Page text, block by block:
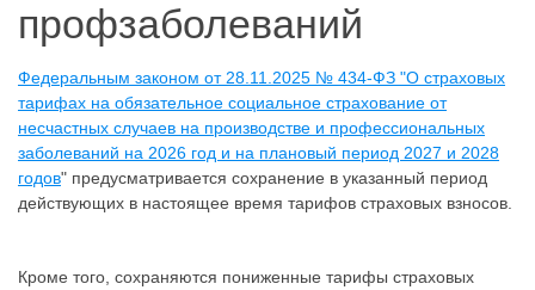
профзаболеваний
Федеральным законом от 28.11.2025 № 434-ФЗ "О страховых
тарифах на обязательное социальное страхование от
несчастных случаев на производстве и профессиональных
заболеваний на 2026 год и на плановый период 2027 и 2028
годов" предусматривается сохранение в указанный период
действующих в настоящее время тарифов страховых взносов.
Кроме того, сохраняются пониженные тарифы страховых